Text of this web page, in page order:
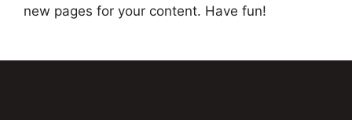
new pages for your content. Have fun!